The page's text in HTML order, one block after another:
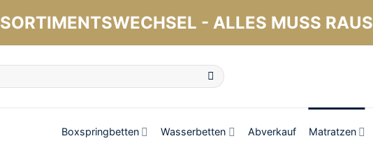
SORTIMENTSWECHSEL - ALLES MUSS RAUS
Boxspringbetten Wasserbetten Abverkauf Matratzen